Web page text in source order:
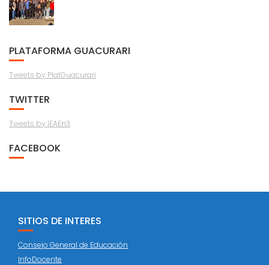
PLATAFORMA GUACURARI
Tweets by PlatGuacurari
TWITTER
Tweets by IEAEn3
FACEBOOK
SITIOS DE INTERES
Consejo General de Educación
InfoDocente